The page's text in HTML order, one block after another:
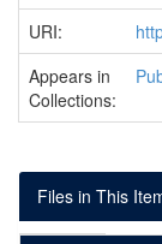
URI:
Appears in
Collections:
Files in This